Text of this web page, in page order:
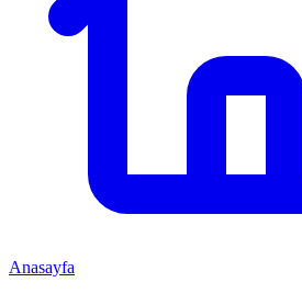
Anasayfa